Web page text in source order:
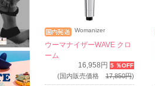
Womanizer
ウーマナイザーWAVE クロ
ーム
16,958円 5 ％OFF
(国内販売価格 17,850円)